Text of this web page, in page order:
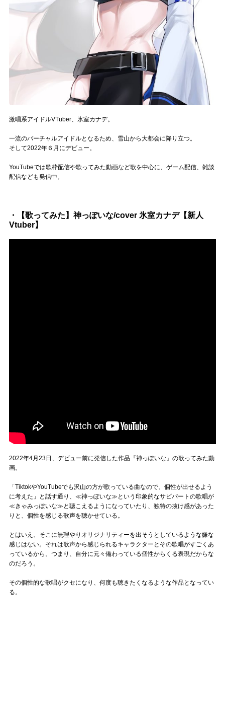
Follow us
激唱系アイドルVTuber、氷室カナデ。
一流のバーチャルアイドルとなるため、雪山から大都会に降り立つ。
そして2022年６月にデビュー。
YouTubeでは歌枠配信や歌ってみた動画など歌を中心に、ゲーム配信、雑談
配信なども発信中。
・【歌ってみた】神っぽいな/cover 氷室カナデ【新人
Vtuber】
2022年4月23日、デビュー前に発信した作品『神っぽいな』の歌ってみた動
画。
「TiktokやYouTubeでも沢山の方が歌っている曲なので、個性が出せるよう
に考えた」と話す通り、≪神っぽいな≫という印象的なサビパートの歌唱が
≪きゃみっぽいな≫と聴こえるようになっていたり、独特の抜け感があった
りと、個性を感じる歌声を聴かせている。
とはいえ、そこに無理やりオリジナリティーを出そうとしているような嫌な
感じはない。それは歌声から感じられるキャラクターとその歌唱がすごくあ
っているから。つまり、自分に元々備わっている個性からくる表現だからな
のだろう。
その個性的な歌唱がクセになり、何度も聴きたくなるような作品となってい
る。